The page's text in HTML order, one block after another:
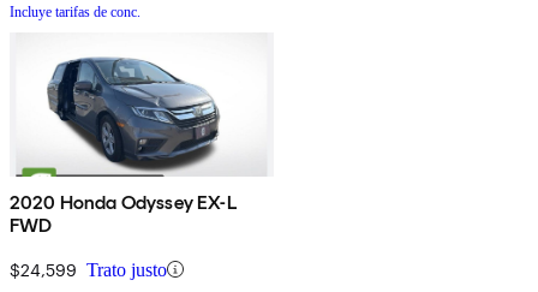
Incluye tarifas de conc.
2020 Honda Odyssey EX-L
FWD
$24,599 Trato justo